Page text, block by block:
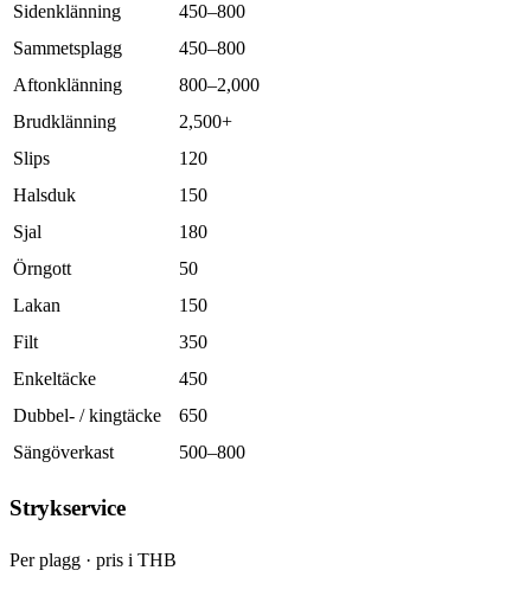
Sidenklänning
450–800
Sammetsplagg
450–800
Aftonklänning
800–2,000
Brudklänning
2,500+
Slips
120
Halsduk
150
Sjal
180
Örngott
50
Lakan
150
Filt
350
Enkeltäcke
450
Dubbel- / kingtäcke
650
Sängöverkast
500–800
Strykservice
Per plagg · pris i THB